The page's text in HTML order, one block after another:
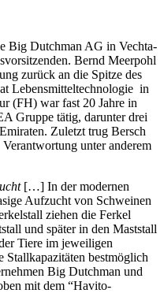
Dutchman AG in Vechta-
Bernd Meerpohl
zurück an die Spitze des
Lebensmitteltechnologie in
(FH) war fast 20 Jahre in
Gruppe tätig, darunter drei
Zuletzt trug Bersch
unter anderem
[…] In der modernen
Aufzucht von Schweinen
ziehen die Ferkel
und später in den Maststall
Tiere im jeweiligen
bestmöglich
Big Dutchman und
mit dem “Havito-